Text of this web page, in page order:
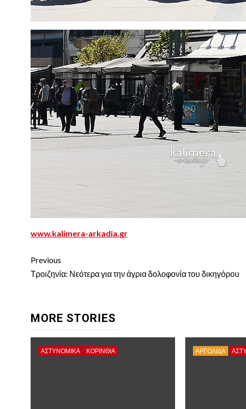
www.kalimera-arkadia.gr
Continue
Reading
Previous
Τροιζηνία: Νεότερα για την άγρια δολοφονία του δικηγόρου
MORE STORIES
ΑΣΤΥΝΟΜΙΚΑ ΚΟΡΙΝΘΊΑ ΑΡΓΟΛΙΔΑ